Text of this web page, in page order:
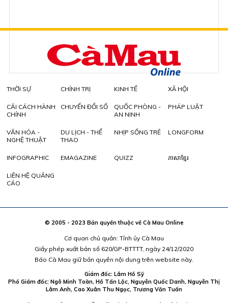
THỜI SỰ CHÍNH TRỊ KINH TẾ XÃ HỘI
CẢI CÁCH HÀNH
CHÍNH
CHUYỂN ĐỔI SỐ
QUỐC PHÒNG -
AN NINH
PHÁP LUẬT
VĂN HÓA -
NGHỆ THUẬT
DU LỊCH - THỂ
THAO
NHỊP SỐNG TRẺ LONGFORM
INFOGRAPHIC EMAGAZINE QUIZZ ភាសាខ្មែរ
LIÊN HỆ QUẢNG
CÁO
© 2005 - 2023 Bản quyền thuộc về Cà Mau Online
Cơ quan chủ quản: Tỉnh ủy Cà Mau
Giấy phép xuất bản số 620/GP-BTTTT, ngày 24/12/2020
Báo Cà Mau giữ bản quyền nội dung trên website này.
Giám đốc: Lâm Hồ Sỹ
Phó Giám đốc: Ngô Minh Toàn, Hồ Tấn Lộc, Nguyễn Quốc Danh, Nguyễn Thị
Lâm Anh, Cao Xuân Thu Ngọc, Trương Văn Tuấn